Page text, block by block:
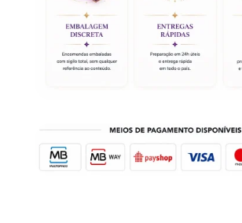
Carmo